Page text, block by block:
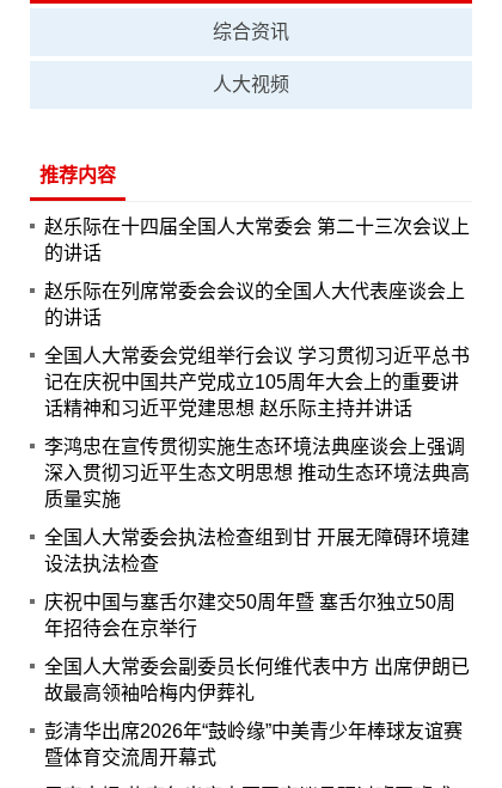
综合资讯
人大视频
推荐内容
赵乐际在十四届全国人大常委会 第二十三次会议上
的讲话
赵乐际在列席常委会会议的全国人大代表座谈会上
的讲话
全国人大常委会党组举行会议 学习贯彻习近平总书
记在庆祝中国共产党成立105周年大会上的重要讲
话精神和习近平党建思想 赵乐际主持并讲话
李鸿忠在宣传贯彻实施生态环境法典座谈会上强调
深入贯彻习近平生态文明思想 推动生态环境法典高
质量实施
全国人大常委会执法检查组到甘 开展无障碍环境建
设法执法检查
庆祝中国与塞舌尔建交50周年暨 塞舌尔独立50周
年招待会在京举行
全国人大常委会副委员长何维代表中方 出席伊朗已
故最高领袖哈梅内伊葬礼
彭清华出席2026年“鼓岭缘”中美青少年棒球友谊赛
暨体育交流周开幕式